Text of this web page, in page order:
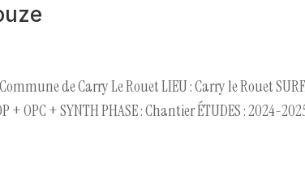
de Carry Le Rouet LIEU : Carry le Rouet
+ OPC + SYNTH PHASE : Chantier ÉTUDES : 2024-